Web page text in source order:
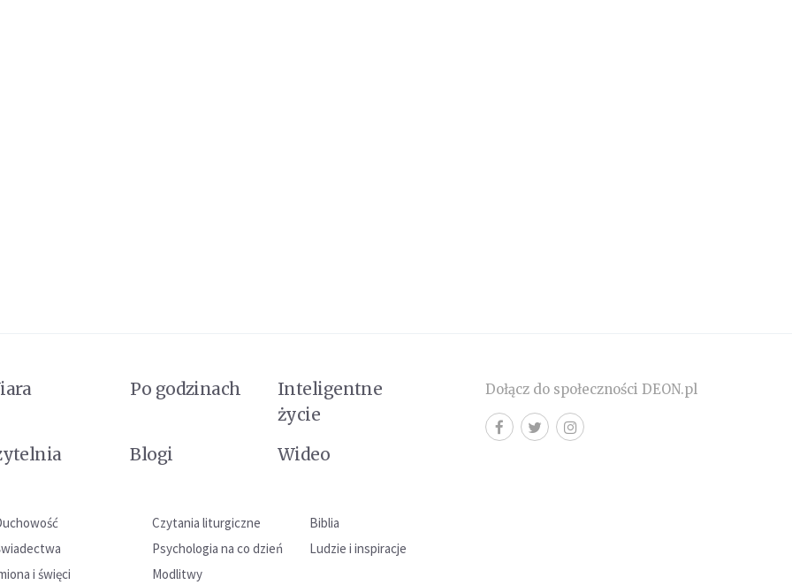
Po godzinach
Inteligentne
życie
Blogi Wideo
Czytania liturgiczne
Biblia
Psychologia na co dzień
Ludzie i inspiracje
i święci Modlitwy
Dołącz do społeczności DEON.pl